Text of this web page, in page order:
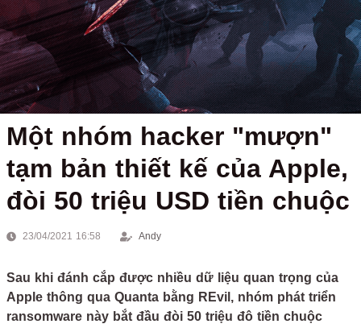
Một nhóm hacker "mượn"
tạm bản thiết kế của Apple,
đòi 50 triệu USD tiền chuộc
23/04/2021 16:58 Andy
Sau khi đánh cắp được nhiều dữ liệu quan trọng của
Apple thông qua Quanta bằng REvil, nhóm phát triển
ransomware này bắt đầu đòi 50 triệu đô tiền chuộc